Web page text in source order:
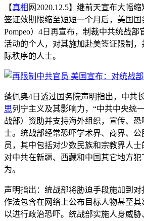
【真相 网2020.12.5】继前天宣布大幅缩
签证效期限缩至短短一个月后，美国国
Pompeo）4日再宣布，制裁中共统战
活动的个人，对其施加赴美签证限制，
际秩序的人士。
蓬佩奥4日透过国务院声明指出，中共
思列宁主义及其影响力，“中共中央统
战部）资助并支持海外组织，宣传、
士。统战部经常恐吓学术界、商界、
员，其中包括对少数民族和宗教界人
对中共在新疆、西藏和中国其它地方
为。
声明指出：统战部将胁迫手段施加到对
作法包含在网络上公布目标人物甚至其
以进行政治恐吓。统战部实施人身威